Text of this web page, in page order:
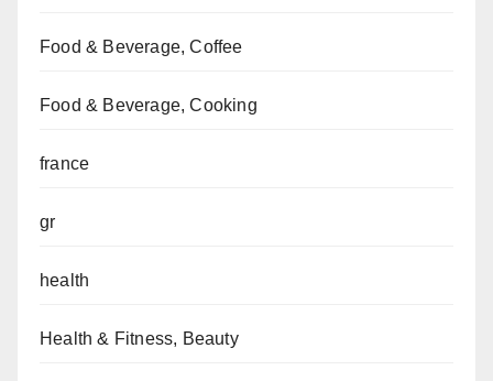
Food & Beverage, Coffee
Food & Beverage, Cooking
france
gr
health
Health & Fitness, Beauty